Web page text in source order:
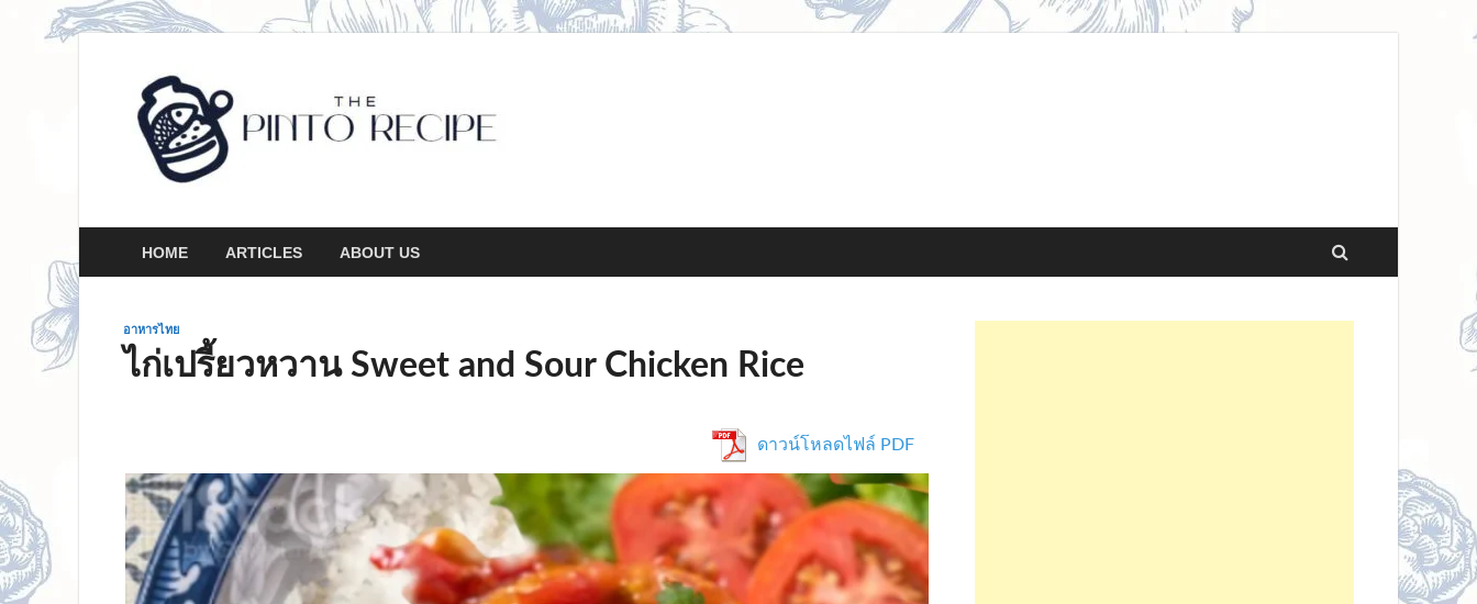
HOME ARTICLES ABOUT US
อาหารไทย
ไก่เปรี้ยวหวาน Sweet and Sour Chicken Rice
ดาวน์โหลดไฟล์ PDF